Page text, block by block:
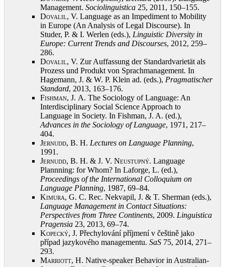
Management. Sociolinguistica 25, 2011, 150–155.
Dovalil, V. Language as an Impediment to Mobility
in Europe (An Analysis of Legal Discourse). In
Studer, P. & I. Werlen (eds.), Linguistic Diversity in
Europe: Current Trends and Discourses, 2012, 259–
286.
Dovalil, V. Zur Auffassung der Standardvarietät als
Prozess und Produkt von Sprachmanagement. In
Hagemann, J. & W. P. Klein ad. (eds.), Pragmatischer
Standard, 2013, 163–176.
Fishman, J. A. The Sociology of Language: An
Interdisciplinary Social Science Approach to
Language in Society. In Fishman, J. A. (ed.),
Advances in the Sociology of Language, 1971, 217–
404.
Jernudd, B. H. Lectures on Language Planning,
1991 .
Jernudd, B. H. & J. V. Neustupný. Language
Plannning: for Whom? In Laforge, L. (ed.),
Proceedings of the International Colloquium on
Language Planning, 1987, 69–84.
Kimura, G. C. Rec. Nekvapil, J. & T. Sherman (eds.),
Language Management in Contact Situations:
Perspectives from Three Continents, 2009. Linguistica
Pragensia 23, 2013, 69–74.
Kopecký, J. Přechylování příjmení v češtině jako
případ jazykového managementu. SaS 75, 2014, 271–
293.
Marriott, H. Native-speaker Behavior in Australian-